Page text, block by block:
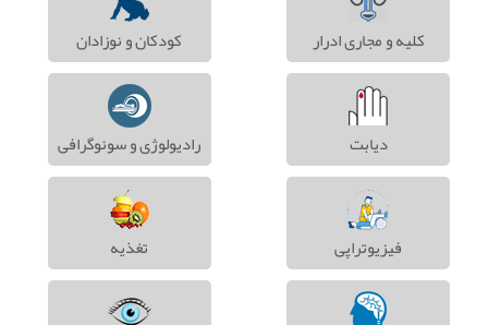
کلیه و مجاری ادرار کودکان و نوزادان
دیابت رادیولوژی و سونوگرافی
فیزیوتراپی تغذیه